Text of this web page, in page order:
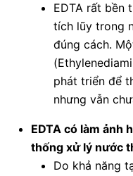
EDTA rất bền
tích lũy trong
đúng cách.
phát triển để
nhưng vẫn
EDTA có làm ảnh
thống xử lý nước
Do khả năng